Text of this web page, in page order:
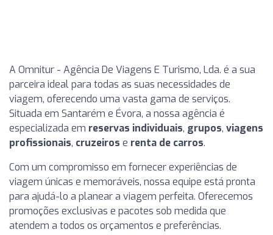
A Omnitur - Agência De Viagens E Turismo, Lda. é a sua
parceira ideal para todas as suas necessidades de
viagem, oferecendo uma vasta gama de serviços.
Situada em Santarém e Évora, a nossa agência é
especializada em reservas individuais, grupos, viagens
profissionais, cruzeiros e renta de carros.
Com um compromisso em fornecer experiências de
viagem únicas e memoráveis, nossa equipe está pronta
para ajudá-lo a planear a viagem perfeita. Oferecemos
promoções exclusivas e pacotes sob medida que
atendem a todos os orçamentos e preferências.